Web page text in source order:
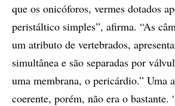
que os onicóforos, vermes dotados
peristáltico simples”, afirma. “As
um atributo de vertebrados,
simultânea e são separadas por
uma membrana, o pericárdio.” Uma
coerente, porém, não era o bastante.